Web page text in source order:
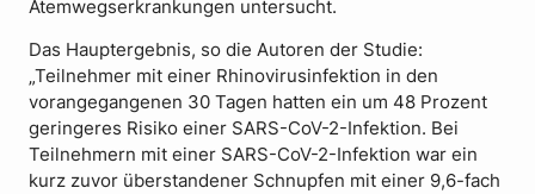
Atemwegserkrankungen untersucht.
Das Hauptergebnis, so die Autoren der Studie:
„Teilnehmer mit einer Rhinovirusinfektion in den
vorangegangenen 30 Tagen hatten ein um 48 Prozent
geringeres Risiko einer SARS-CoV-2-Infektion. Bei
Teilnehmern mit einer SARS-CoV-2-Infektion war ein
kurz zuvor überstandener Schnupfen mit einer 9,6-fach